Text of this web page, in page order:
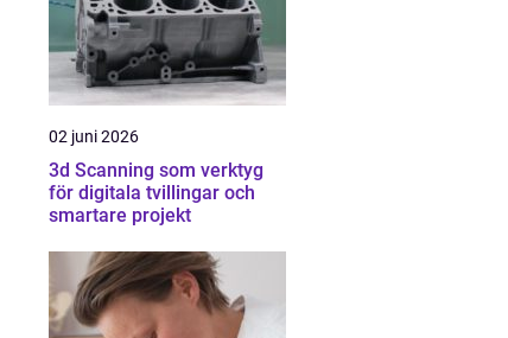
02 juni 2026
3d Scanning som verktyg
för digitala tvillingar och
smartare projekt